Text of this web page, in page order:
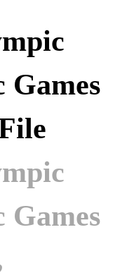
Games
File
Games